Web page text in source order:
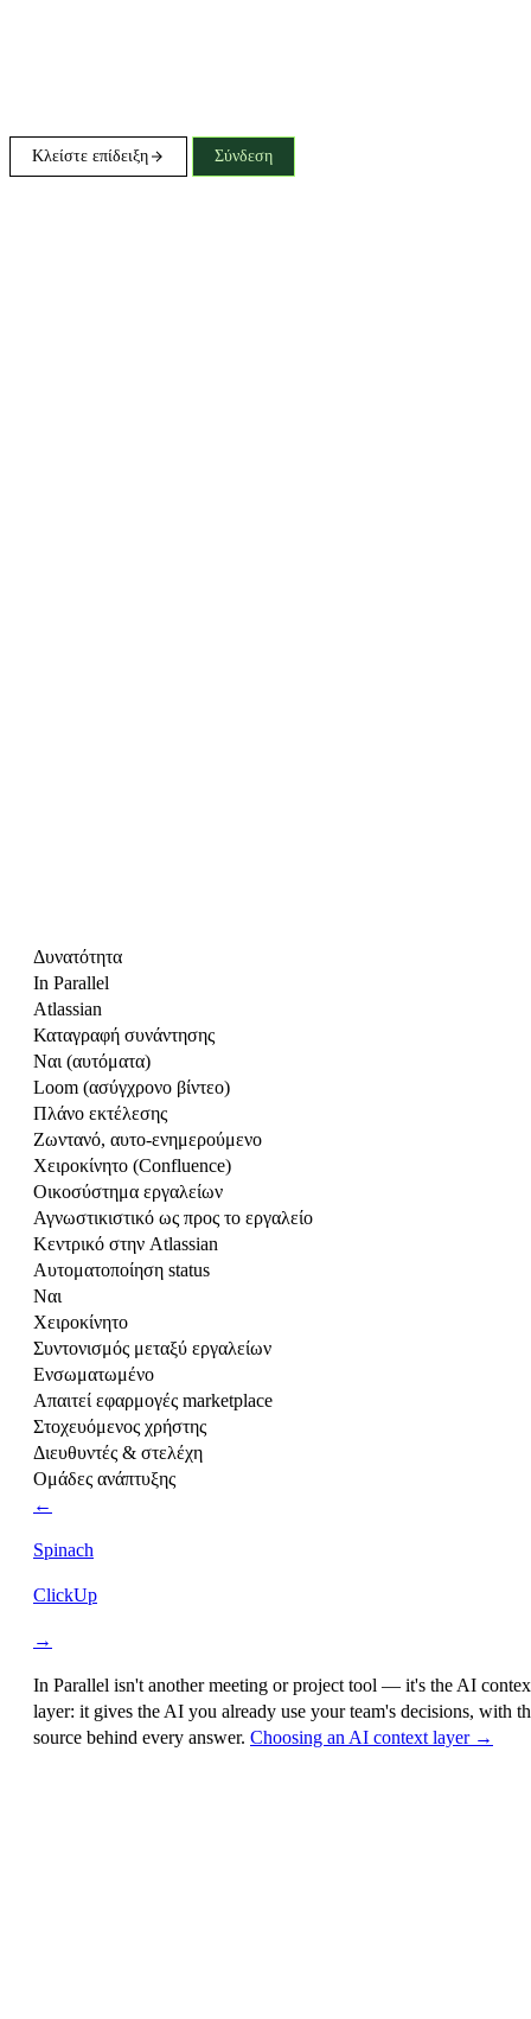
Κλείστε επίδειξη Σύνδεση
Δυνατότητα
In Parallel
Atlassian
Καταγραφή συνάντησης
Ναι (αυτόματα)
Loom (ασύγχρονο βίντεο)
Πλάνο εκτέλεσης
Ζωντανό, αυτο-ενημερούμενο
Χειροκίνητο (Confluence)
Οικοσύστημα εργαλείων
Αγνωστικιστικό ως προς το εργαλείο
Κεντρικό στην Atlassian
Αυτοματοποίηση status
Ναι
Χειροκίνητο
Συντονισμός μεταξύ εργαλείων
Ενσωματωμένο
Απαιτεί εφαρμογές marketplace
Στοχευόμενος χρήστης
Διευθυντές & στελέχη
Ομάδες ανάπτυξης
←
Spinach
ClickUp
→
In Parallel isn't another meeting or project tool — it's the AI
layer: it gives the AI you already use your team's decisions, with
source behind every answer. Choosing an AI context layer →